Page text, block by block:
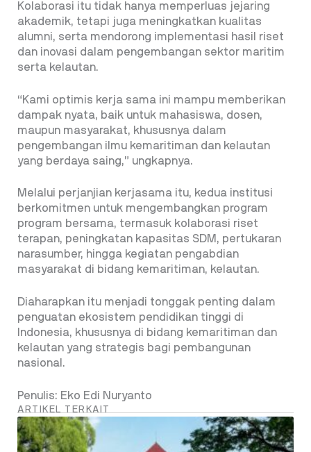
Kolaborasi itu tidak hanya memperluas jejaring
akademik, tetapi juga meningkatkan kualitas
alumni, serta mendorong implementasi hasil riset
dan inovasi dalam pengembangan sektor maritim
serta kelautan.
“Kami optimis kerja sama ini mampu memberikan
dampak nyata, baik untuk mahasiswa, dosen,
maupun masyarakat, khususnya dalam
pengembangan ilmu kemaritiman dan kelautan
yang berdaya saing,” ungkapnya.
Melalui perjanjian kerjasama itu, kedua institusi
berkomitmen untuk mengembangkan program
program bersama, termasuk kolaborasi riset
terapan, peningkatan kapasitas SDM, pertukaran
narasumber, hingga kegiatan pengabdian
masyarakat di bidang kemaritiman, kelautan.
Diaharapkan itu menjadi tonggak penting dalam
penguatan ekosistem pendidikan tinggi di
Indonesia, khususnya di bidang kemaritiman dan
kelautan yang strategis bagi pembangunan
nasional.
Penulis: Eko Edi Nuryanto
ARTIKEL TERKAIT